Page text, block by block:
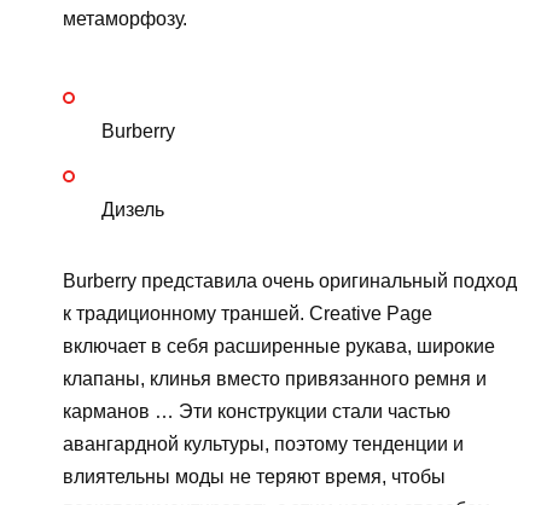
метаморфозу.
Burberry
Дизель
Burberry представила очень оригинальный подход
к традиционному траншей. Creative Page
включает в себя расширенные рукава, широкие
клапаны, клинья вместо привязанного ремня и
карманов … Эти конструкции стали частью
авангардной культуры, поэтому тенденции и
влиятельны моды не теряют время, чтобы